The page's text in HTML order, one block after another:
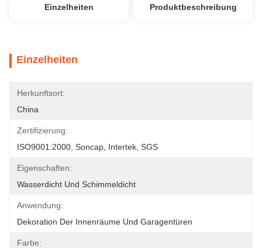
Einzelheiten Produktbeschreibung
Einzelheiten
Herkunftsort:
China
Zertifizierung:
ISO9001:2000, Soncap, Intertek, SGS
Eigenschaften:
Wasserdicht Und Schimmeldicht
Anwendung:
Dekoration Der Innenräume Und Garagentüren
Farbe: